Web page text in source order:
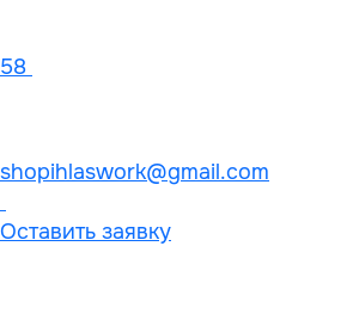
58
shopihlaswork@gmail.com
Оставить заявку